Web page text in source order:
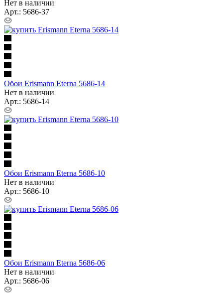
Нет в наличии
Арт.: 5686-37
Обои Erismann Eterna 5686-14
Нет в наличии
Арт.: 5686-14
Обои Erismann Eterna 5686-10
Нет в наличии
Арт.: 5686-10
Обои Erismann Eterna 5686-06
Нет в наличии
Арт.: 5686-06